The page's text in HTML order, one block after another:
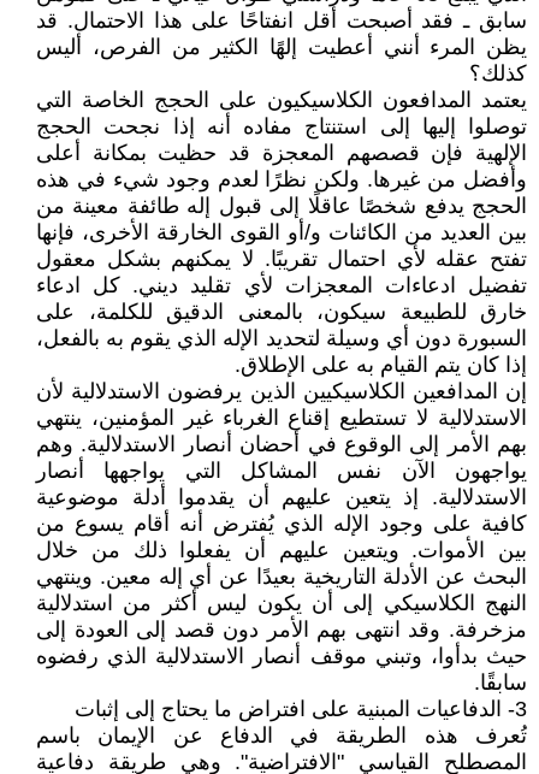
سابق ـ فقد أصبحت أقل انفتاحًا على هذا الاحتمال. قد
يظن المرء أنني أعطيت إلهًا الكثير من الفرص، أليس
كذلك؟
يعتمد المدافعون الكلاسيكيون على الحجج الخاصة التي
توصلوا إليها إلى استنتاج مفاده أنه إذا نجحت الحجج
الإلهية فإن قصصهم المعجزة قد حظيت بمكانة أعلى
وأفضل من غيرها. ولكن نظرًا لعدم وجود شيء في هذه
الحجج يدفع شخصًا عاقلًا إلى قبول إله طائفة معينة من
بين العديد من الكائنات و/أو القوى الخارقة الأخرى، فإنها
تفتح عقله لأي احتمال تقريبًا. لا يمكنهم بشكل معقول
تفضيل ادعاءات المعجزات لأي تقليد ديني. كل ادعاء
خارق للطبيعة سيكون، بالمعنى الدقيق للكلمة، على
السبورة دون أي وسيلة لتحديد الإله الذي يقوم به بالفعل،
إذا كان يتم القيام به على الإطلاق.
إن المدافعين الكلاسيكيين الذين يرفضون الاستدلالية لأن
الاستدلالية لا تستطيع إقناع الغرباء غير المؤمنين، ينتهي
بهم الأمر إلى الوقوع في أحضان أنصار الاستدلالية. وهم
يواجهون الآن نفس المشاكل التي يواجهها أنصار
الاستدلالية. إذ يتعين عليهم أن يقدموا أدلة موضوعية
كافية على وجود الإله الذي يُفترض أنه أقام يسوع من
بين الأموات. ويتعين عليهم أن يفعلوا ذلك من خلال
البحث عن الأدلة التاريخية بعيدًا عن أي إله معين. وينتهي
النهج الكلاسيكي إلى أن يكون ليس أكثر من استدلالية
مزخرفة. وقد انتهى بهم الأمر دون قصد إلى العودة إلى
حيث بدأوا، وتبني موقف أنصار الاستدلالية الذي رفضوه
سابقًا.
3- الدفاعيات المبنية على افتراض ما يحتاج إلى إثبات
تُعرف هذه الطريقة في الدفاع عن الإيمان باسم
المصطلح القياسي "الافتراضية". وهي طريقة دفاعية